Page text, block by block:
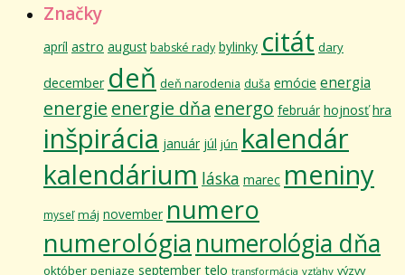
Značky
apríl astro august babské rady bylinky citát dary
december deň deň narodenia duša emócie energia
energie energie dňa energo február hojnosť hra
inšpirácia január júl jún kalendár
kalendárium láska marec meniny
myseľ máj november numero
numerológia numerológia dňa
október peniaze september telo transformácia vzťahy výzvy